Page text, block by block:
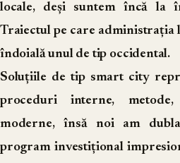
locale, deși suntem încă la
Traiectul pe care administrația
îndoială unul de tip occidental.
Soluțiile de tip smart city
proceduri interne,
moderne, însă noi am
program investițional